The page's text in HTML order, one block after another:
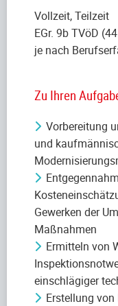
Vollzeit, Teilzeit
EGr. 9b TVöD
je nach
Zu Ihren
Vorbereitung
und
Gewerken der
Maßnahmen
Ermitteln von
einschlägiger
Erstellung